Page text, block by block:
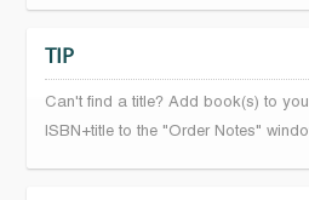
TIP
Can't find a title? Add book(s) to
ISBN+title to the "Order Notes"